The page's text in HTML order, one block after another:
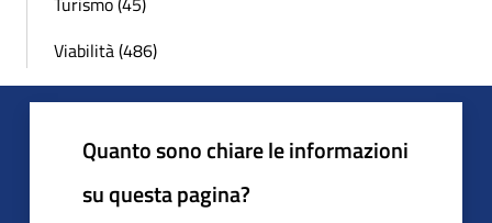
Viabilità (486)
Quanto sono chiare le informazioni
su questa pagina?